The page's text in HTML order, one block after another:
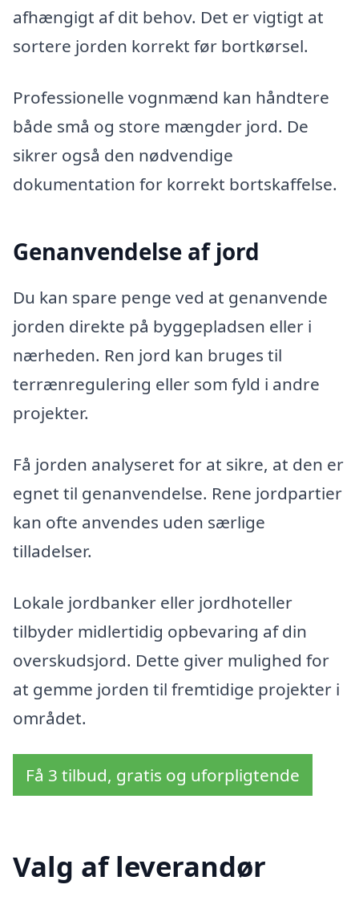
afhængigt af dit behov. Det er vigtigt at
sortere jorden korrekt før bortkørsel.
Professionelle vognmænd kan håndtere
både små og store mængder jord. De
sikrer også den nødvendige
dokumentation for korrekt bortskaffelse.
Genanvendelse af jord
Du kan spare penge ved at genanvende
jorden direkte på byggepladsen eller i
nærheden. Ren jord kan bruges til
terrænregulering eller som fyld i andre
projekter.
Få jorden analyseret for at sikre, at den er
egnet til genanvendelse. Rene jordpartier
kan ofte anvendes uden særlige
tilladelser.
Lokale jordbanker eller jordhoteller
tilbyder midlertidig opbevaring af din
overskudsjord. Dette giver mulighed for
at gemme jorden til fremtidige projekter i
området.
Få 3 tilbud, gratis og uforpligtende
Valg af leverandør